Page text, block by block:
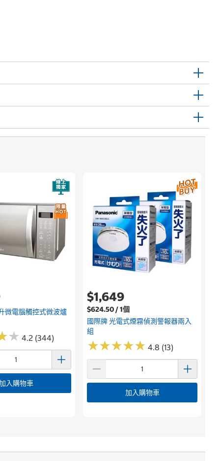
微電腦觸控式微波爐
★
★ 4.2 (344)
入購物車
$1,649
$624.50 / 1個
國際牌 光電式煙霧偵測警報器兩入
組
★★★★★
★★★★★ 4.8 (13)
加入購物車